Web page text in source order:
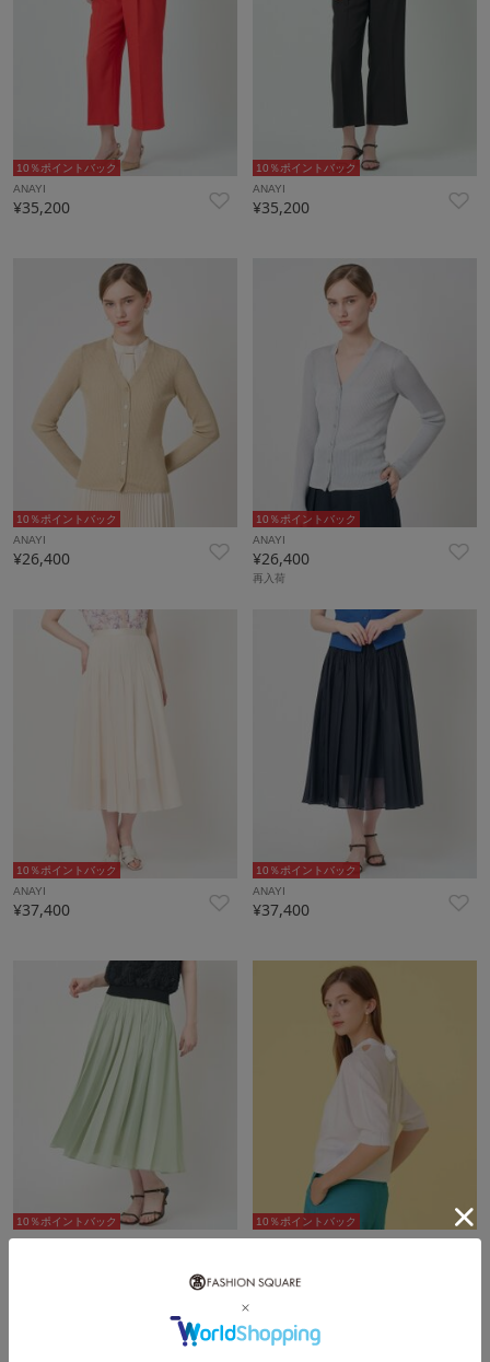
10％ポイントバック
ANAYI
¥35,200
10％ポイントバック
ANAYI
¥35,200
10％ポイントバック
ANAYI
¥26,400
10％ポイントバック
ANAYI
¥26,400
再入荷
10％ポイントバック
ANAYI
¥37,400
10％ポイントバック
ANAYI
¥37,400
10％ポイントバック
ANAYI
10％ポイントバック
ANAYI